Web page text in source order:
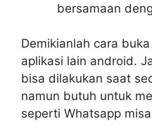
bersamaan
Demikianlah cara
aplikasi lain android.
bisa dilakukan saat
namun butuh untuk
seperti Whatsapp